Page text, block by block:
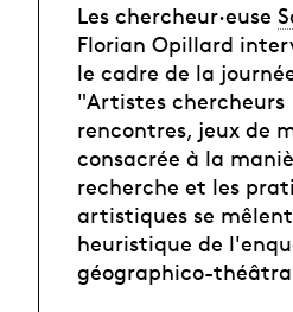
Les chercheur·euse
Florian Opillard
le cadre de la
"Artistes chercheurs
rencontres, jeux de
consacrée à la
recherche et les
artistiques se
heuristique de
géographico-